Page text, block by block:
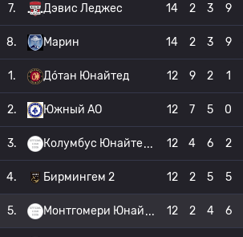
7. Дэвис Леджес 14 2 3 9
8. Марин 14 2 3 9
1. До́тан Юнайтед 12 9 2 1
2. Южный АО 12 7 5 0
3. Колумбус Юнайте 12 4 6 2
4. Бирмингем 2 12 2 5 5
5. Монтгомери Юнай 12 2 4 6